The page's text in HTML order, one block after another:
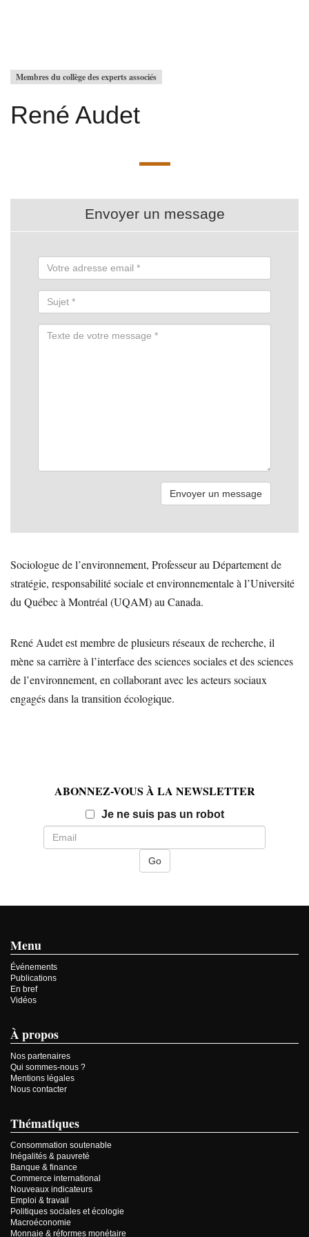
Membres du collège des experts associés
René Audet
Envoyer un message
Sociologue de l’environnement, Professeur au Département de
stratégie, responsabilité sociale et environnementale à l’Université
du Québec à Montréal (UQAM) au Canada.
René Audet est membre de plusieurs réseaux de recherche, il
mène sa carrière à l’interface des sciences sociales et des sciences
de l’environnement, en collaborant avec les acteurs sociaux
engagés dans la transition écologique.
ABONNEZ-VOUS À LA NEWSLETTER
Je ne suis pas un robotEmail
Menu
Événements
Publications
En bref
Vidéos
À propos
Nos partenaires
Qui sommes-nous ?
Mentions légales
Nous contacter
Thématiques
Consommation soutenable
Inégalités & pauvreté
Banque & finance
Commerce international
Nouveaux indicateurs
Emploi & travail
Politiques sociales et écologie
Macroéconomie
Monnaie & réformes monétaire